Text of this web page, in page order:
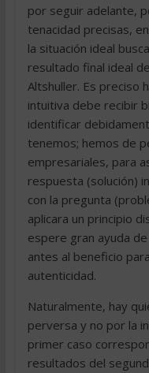
por seguir adelante,
tenacidad precisas,
la situación ideal
resultado final ideal
Altshuller. Es preciso
intuitiva debe recibir
identificar
tenemos; hemos de
empresariales, para
respuesta (solución)
con la pregunta
aplicara un principio
espere gran ayuda
antes al beneficio
autenticidad.
Naturalmente, hay
perversa y no por la
primer caso
resultados del